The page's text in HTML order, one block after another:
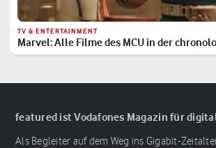
TV & ENTERTAINMENT
Marvel: Alle Filme des MCU in der
Reihenfolge
featured ist Vodafones Magazin für
Als Begleiter auf dem Weg ins Gigabit-